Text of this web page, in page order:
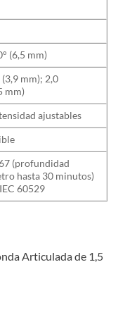
(6,5 mm)
mm); 2,0
mm)
ajustables
(profundidad
hasta 30 minutos)
60529
Articulada de 1,5